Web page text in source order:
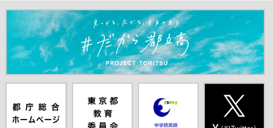
＃だから都立高（別ウインドウが開きます）
ムページ（別
ウインドウが
員会（別ウイ
ンドウが開き
ピーキングテ
スト（別ウイ
（別ウインド
ウが開きま